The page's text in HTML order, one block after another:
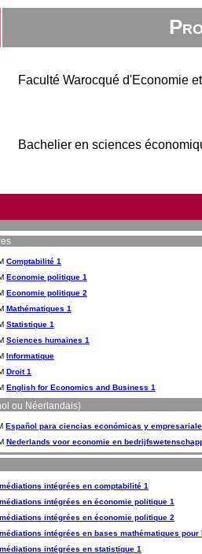
Faculté Warocqué d'Economie
Bachelier en sciences
Comptabilité 1
Economie politique 1
Economie politique 2
Mathématiques 1
Statistique 1
Sciences humaines 1
Informatique
Droit 1
English for Economics and Business 1
ou Néerlandais)
Español para ciencias económicas y
Nederlands voor economie en
intégrées en comptabilité 1
intégrées en économie politique 1
intégrées en économie politique 2
intégrées en bases mathématiques
intégrées en statistique 1